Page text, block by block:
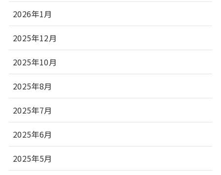
2026年1月
2025年12月
2025年10月
2025年8月
2025年7月
2025年6月
2025年5月